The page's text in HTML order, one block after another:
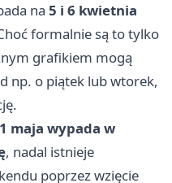
na 5 i 6 kwietnia
formalnie są to tylko
grafikiem mogą
np. o piątek lub wtorek,
1 maja wypada w
, nadal istnieje
poprzez wzięcie